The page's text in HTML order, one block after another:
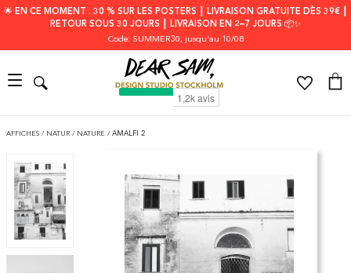
🌟 EN CE MOMENT : 30 % SUR LES POSTERS ┃ LIVRAISON GRATUITE DÈS 39€ ┃
RETOUR SOUS 30 JOURS ┃ LIVRAISON EN 2–7 JOURS 📦✨
Code: SUMMER30, jusqu'au 10/08
AFFICHES / NATUR / NATURE / AMALFI 2